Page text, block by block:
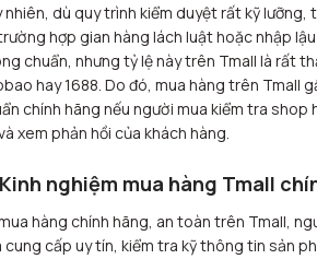
nhiên, dù quy trình kiểm duyệt rất kỹ
hợp gian hàng lách luật hoặc nhập
chuẩn, nhưng tỷ lệ này trên Tmall là rất
hay 1688. Do đó, mua hàng trên Tmall
chính hãng nếu người mua kiểm tra shop
xem phản hồi của khách hàng.
nghiệm mua hàng Tmall
hàng chính hãng, an toàn trên Tmall,
cung cấp uy tín, kiểm tra kỹ thông tin sản